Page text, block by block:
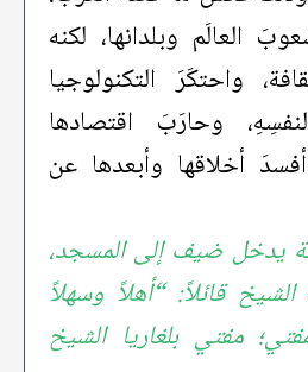
العالَم وبلدانها، لكنه
واحتكَرَ التكنولوجيا
وحارَبَ اقتصادها
أخلاقها وأبعدها عن
يدخل ضيف إلى المسجد،
قائلاً: “أهلاً وسهلاً
مفتي بلغاريا الشيخ